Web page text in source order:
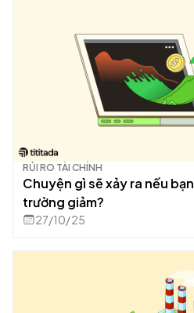
RỦI RO TÀI CHÍNH
Chuyện gì sẽ xảy ra nếu
trường giảm?
27/10/25